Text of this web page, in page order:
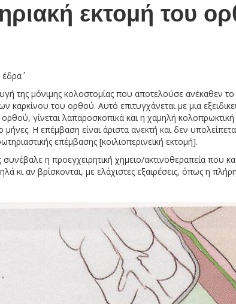
εκτομή του
της μόνιμης κολοστομίας που αποτελούσε ανέκαθεν
καρκίνου του ορθού. Αυτό επιτυγχάνεται με μια
ορθού, γίνεται λαπαροσκοπικά και η χαμηλή
μήνες. Η επέμβαση είναι άριστα ανεκτή και δεν
επέμβασης [κοιλιοπερινεϊκή εκτομή].
συνέβαλε η προεγχειρητική χημειο/ακτινοθεραπεία που
κι αν βρίσκονται, με ελάχιστες εξαιρέσεις, όπως η